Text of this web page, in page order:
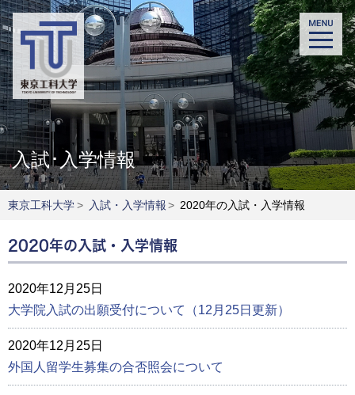
入試･入学情報
東京工科大学> 入試・入学情報 > 2020年の入試・入学情報
2020年の入試・入学情報
2020年12月25日
大学院入試の出願受付について（12月25日更新）
2020年12月25日
外国人留学生募集の合否照会について